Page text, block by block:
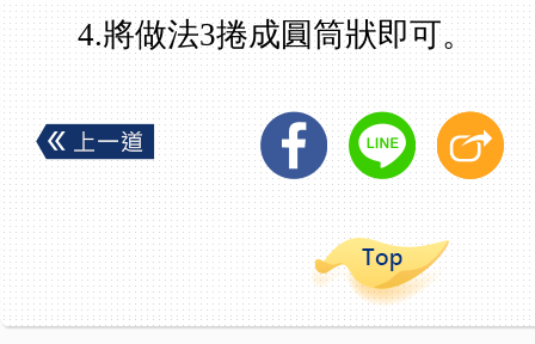
4.將做法3捲成圓筒狀即可。